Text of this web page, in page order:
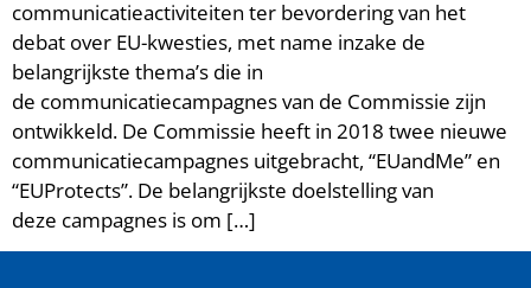
communicatieactiviteiten ter bevordering van het
debat over EU-kwesties, met name inzake de
belangrijkste thema’s die in
de communicatiecampagnes van de Commissie zijn
ontwikkeld. De Commissie heeft in 2018 twee nieuwe
communicatiecampagnes uitgebracht, “EUandMe” en
“EUProtects”. De belangrijkste doelstelling van
deze campagnes is om […]